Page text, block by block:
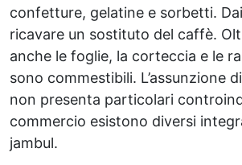
confetture, gelatine e sorbetti.
ricavare un sostituto del caffè.
anche le foglie, la corteccia e le
sono commestibili. L’assunzione
non presenta particolari
commercio esistono diversi
jambul.